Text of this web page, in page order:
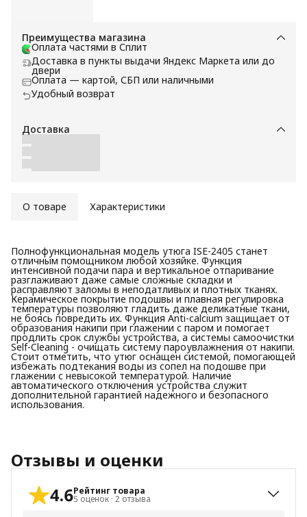
Преимущества магазина
Оплата частями в Сплит
Доставка в пункты выдачи Яндекс Маркета или до
двери
Оплата — картой, СБП или наличными
Удобный возврат
Доставка
О товаре Характеристики
Полнофункциональная модель утюга ISE-2405 станет
отличным помощником любой хозяйке. Функция
интенсивной подачи пара и вертикальное отпаривание
разглаживают даже самые сложные складки и
расправляют заломы в неподатливых и плотных тканях.
Керамическое покрытие подошвы и плавная регулировка
температуры позволяют гладить даже деликатные ткани,
не боясь повредить их. Функция Anti-calcium защищает от
образования накипи при глажении с паром и помогает
продлить срок службы устройства, а системы самоочистки
Self-Cleaning - очищать систему пароувлажнения от накипи.
Стоит отметить, что утюг оснащен системой, помогающей
избежать подтекания воды из сопел на подошве при
глажении с невысокой температурой. Наличие
автоматического отключения устройства служит
дополнительной гарантией надежного и безопасного
использования.
Отзывы и оценки
4.6Рейтинг товара
5 оценок · 2 отзыва